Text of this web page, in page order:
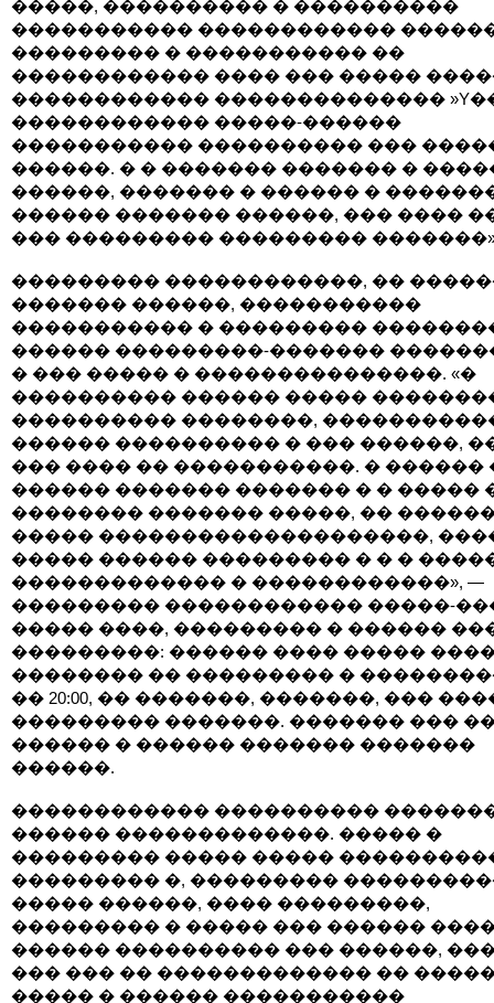
�����, ���������� � ����������
����������� ������������
��������� � ����������� ��
������������ ���� ��� �����
������������ ��������������
������������ �����-������
����������� ���������� ���
������. � � ������� ������� �
������, ������� � ������ �
������ ������� ������, ��� ����
��� ��������� ���������
��������� ������������, ��
������� ������, �����������
����������� � ���������
������ ���������-�������
� ��� ����� � ���������������. «�
���������� ������ �����
���������� ��������,
������ ���������� � ��� ������,
��� ���� �� �����������. � ������
������ ������� ������� � � �����
�������� ������� �����, ��
����� ��������������������,
����� ������ ��������� � � �
������������� � ������������», —
��������� ������������ �����-
����� ����, ��������� � ������
���������: ������ ���� �����
�������� �� ��������� � ���������
�� 20:00, �� �������, �������, ���
��������� �������. ������� ���
������ � ������ ������� �������
������.
������������ ����������
������ �������������. ����� �
��������� ����� �����
��������� �, ���������
����� ������, ���� ���������,
��������� � ����� ��� ������
������ ���������� ��� ������,
��� ��� �� ������������� ��
����� � ������ �����������